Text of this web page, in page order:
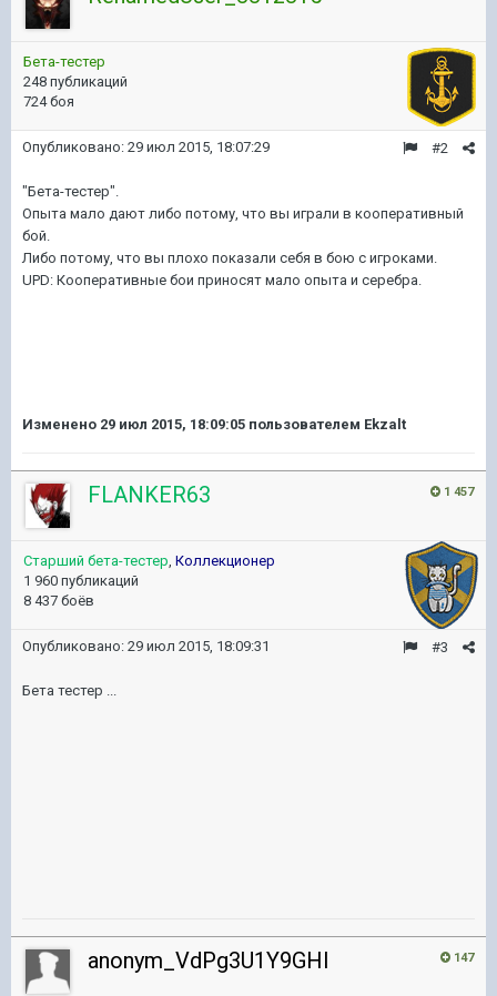
Бета-тестер
248 публикаций
724 боя
#2
Опубликовано: 29 июл 2015, 18:07:29
"Бета-тестер".
Опыта мало дают либо потому, что вы играли в кооперативный
бой.
Либо потому, что вы плохо показали себя в бою с игроками.
UPD: Кооперативные бои приносят мало опыта и серебра.
Изменено 29 июл 2015, 18:09:05 пользователем Ekzalt
1 457
FLANKER63
Старший бета-тестер, Коллекционер
1 960 публикаций
8 437 боёв
#3
Опубликовано: 29 июл 2015, 18:09:31
Бета тестер ...
147
anonym_VdPg3U1Y9GHl